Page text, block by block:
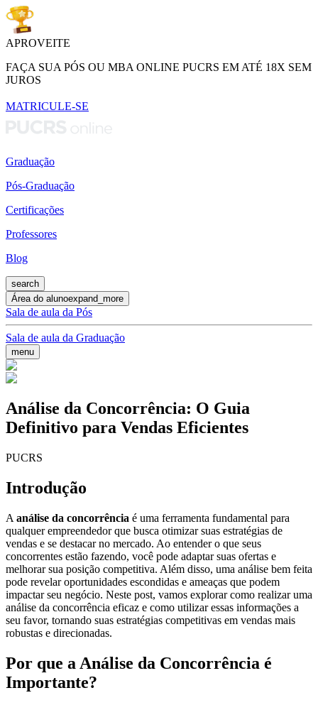
APROVEITE
FAÇA SUA PÓS OU MBA ONLINE PUCRS EM ATÉ 18X SEM
JUROS
MATRICULE-SE
Graduação
Pós-Graduação
Certificações
Professores
Blog
search
Área do alunoexpand_more
Sala de aula da Pós
Sala de aula da Graduação
menu
Análise da Concorrência: O Guia
Definitivo para Vendas Eficientes
PUCRS
Introdução
A análise da concorrência é uma ferramenta fundamental para
qualquer empreendedor que busca otimizar suas estratégias de
vendas e se destacar no mercado. Ao entender o que seus
concorrentes estão fazendo, você pode adaptar suas ofertas e
melhorar sua posição competitiva. Além disso, uma análise bem feita
pode revelar oportunidades escondidas e ameaças que podem
impactar seu negócio. Neste post, vamos explorar como realizar uma
análise da concorrência eficaz e como utilizar essas informações a
seu favor, tornando suas estratégias competitivas em vendas mais
robustas e direcionadas.
Por que a Análise da Concorrência é
Importante?